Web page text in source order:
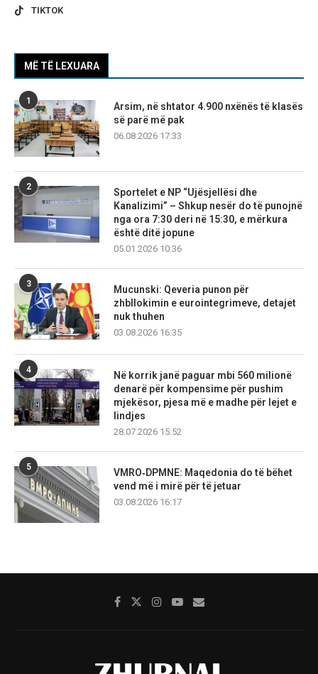
TIKTOK
MË TË LEXUARA
1
Arsim, në shtator 4.900 nxënës të klasës
së parë më pak
06.08.2026 17:33
2
Sportelet e NP “Ujësjellësi dhe
Kanalizimi” – Shkup nesër do të punojnë
nga ora 7:30 deri në 15:30, e mërkura
është ditë jopune
05.01.2026 10:36
3
Mucunski: Qeveria punon për
zhbllokimin e eurointegrimeve, detajet
nuk thuhen
03.08.2026 16:35
4
Në korrik janë paguar mbi 560 milionë
denarë për kompensime për pushim
mjekësor, pjesa më e madhe për lejet e
lindjes
28.07.2026 15:52
5
VMRO‑DPMNE: Maqedonia do të bëhet
vend më i mirë për të jetuar
03.08.2026 16:17